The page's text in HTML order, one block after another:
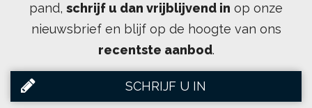
pand, schrijf u dan vrijblijvend in op onze
nieuwsbrief en blijf op de hoogte van ons
recentste aanbod.
SCHRIJF U IN